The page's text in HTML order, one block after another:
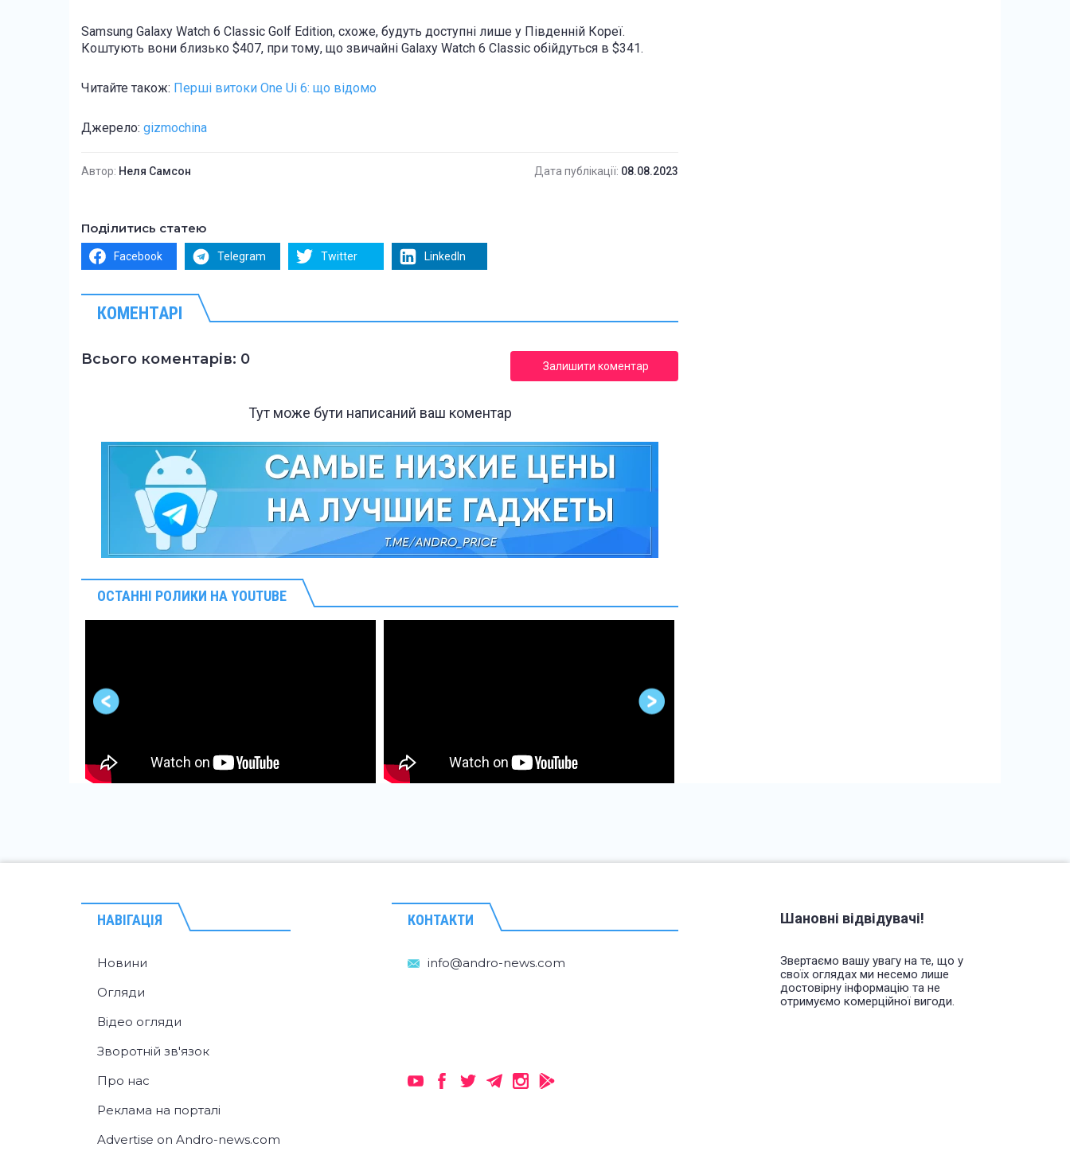
Samsung Galaxy Watch 6 Classic Golf Edition, схоже, будуть доступні лише у Південній Кореї.
Коштують вони близько $407, при тому, що звичайні Galaxy Watch 6 Classic обійдуться в $341.
Читайте також: Перші витоки One Ui 6: що відомо
Джерело: gizmochina
Автор: Неля Самсон Дата публікації: 08.08.2023
Поділитись статею
Facebook Telegram Twitter LinkedIn
КОМЕНТАРІ
Всього коментарів: 0 Залишити коментар
Тут може бути написаний ваш коментар
ОСТАННІ РОЛИКИ НА YOUTUBE
НАВІГАЦІЯ
Новини
Огляди
Відео огляди
Зворотній зв'язок
Про нас
Реклама на порталі
Advertise on Andro-news.com
КОНТАКТИ Шановні відвідувачі!
Звертаємо вашу увагу на те, що у
своїх оглядах ми несемо лише
достовірну інформацію та не
отримуємо комерційної вигоди.